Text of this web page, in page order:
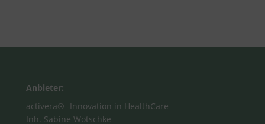
Anbieter:
activera® -Innovation in HealthCare
Inh. Sabine Wotschke